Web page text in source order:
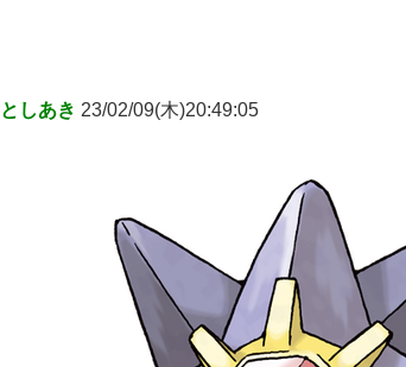
としあき 23/02/09(木)20:49:05